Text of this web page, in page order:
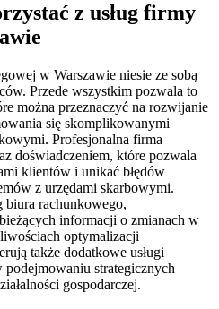
z usług firmy
w Warszawie niesie ze sobą
Przede wszystkim pozwala to
można przeznaczyć na rozwijanie
się skomplikowanymi
Profesjonalna firma
doświadczeniem, które pozwala
klientów i unikać błędów
z urzędami skarbowymi.
biura rachunkowego,
informacji o zmianach w
optymalizacji
także dodatkowe usługi
strategicznych
gospodarczej.